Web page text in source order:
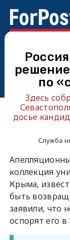
по
Здесь
досье
Служба
коллекция
Крыма,
быть
заявили, что
оспорят его